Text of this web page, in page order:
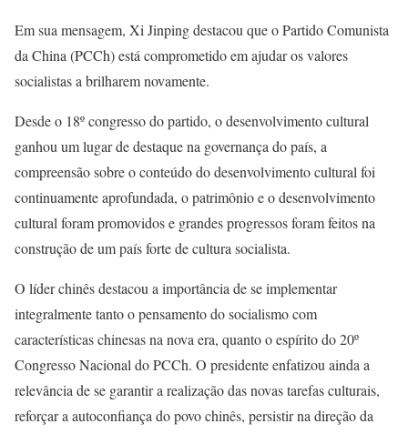
Em sua mensagem, Xi Jinping destacou que o Partido Comunista
da China (PCCh) está comprometido em ajudar os valores
socialistas a brilharem novamente.
Desde o 18º congresso do partido, o desenvolvimento cultural
ganhou um lugar de destaque na governança do país, a
compreensão sobre o conteúdo do desenvolvimento cultural foi
continuamente aprofundada, o patrimônio e o desenvolvimento
cultural foram promovidos e grandes progressos foram feitos na
construção de um país forte de cultura socialista.
O líder chinês destacou a importância de se implementar
integralmente tanto o pensamento do socialismo com
características chinesas na nova era, quanto o espírito do 20º
Congresso Nacional do PCCh. O presidente enfatizou ainda a
relevância de se garantir a realização das novas tarefas culturais,
reforçar a autoconfiança do povo chinês, persistir na direção da